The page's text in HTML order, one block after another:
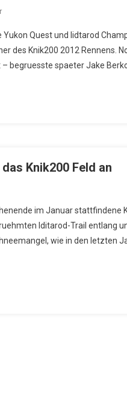
Quest und Iidtarod
des Knik200 2012 Rennens.
begruesste spaeter Jake
Knik200 Feld an
im Januar stattfindene
Iditarod-Trail entlang
wie in den letzten